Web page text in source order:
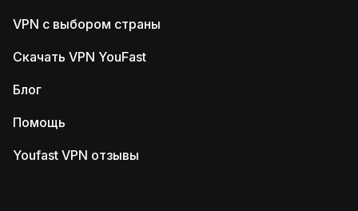
VPN с выбором страны
Скачать VPN YouFast
Блог
Помощь
Youfast VPN отзывы